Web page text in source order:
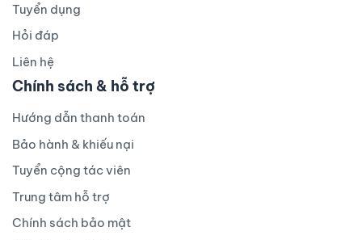
Tuyển dụng
Hỏi đáp
Liên hệ
Chính sách & hỗ trợ
Hướng dẫn thanh toán
Bảo hành & khiếu nại
Tuyển cộng tác viên
Trung tâm hỗ trợ
Chính sách bảo mật